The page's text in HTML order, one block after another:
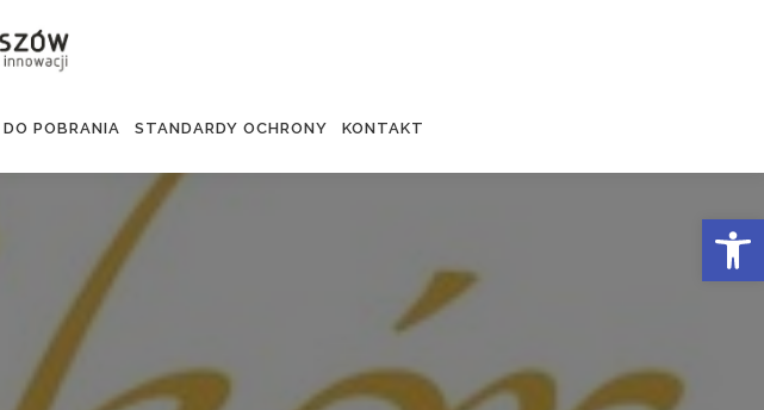
DO POBRANIA STANDARDY OCHRONY KONTAKT